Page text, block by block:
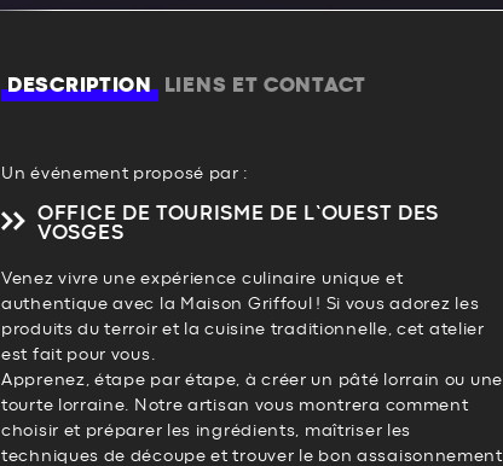
DESCRIPTION LIENS ET CONTACT
Un événement proposé par :
OFFICE DE TOURISME DE L’OUEST DES
VOSGES
Venez vivre une expérience culinaire unique et
authentique avec la Maison Griffoul ! Si vous adorez les
produits du terroir et la cuisine traditionnelle, cet atelier
est fait pour vous.
Apprenez, étape par étape, à créer un pâté lorrain ou une
tourte lorraine. Notre artisan vous montrera comment
choisir et préparer les ingrédients, maîtriser les
techniques de découpe et trouver le bon assaisonnement